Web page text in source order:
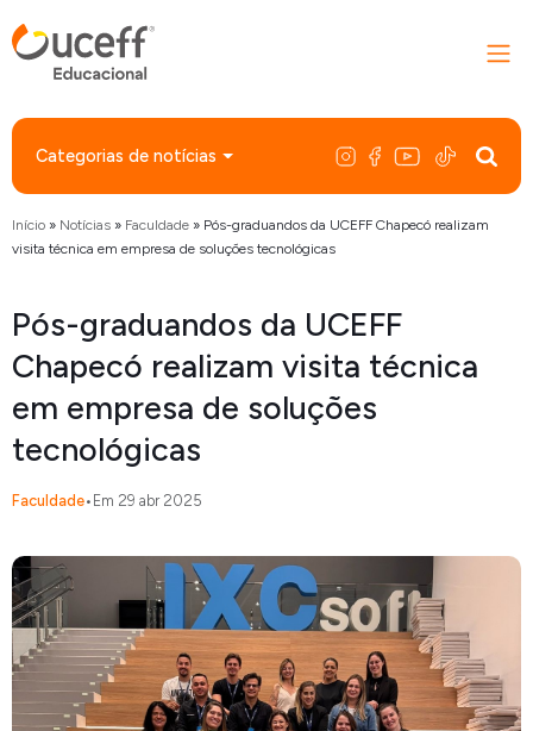
Categorias de notícias
Início» Notícias» Faculdade» Pós-graduandos da UCEFF Chapecó realizam
visita técnica em empresa de soluções tecnológicas
Pós-graduandos da UCEFF
Chapecó realizam visita técnica
em empresa de soluções
tecnológicas
Faculdade• Em 29 abr 2025